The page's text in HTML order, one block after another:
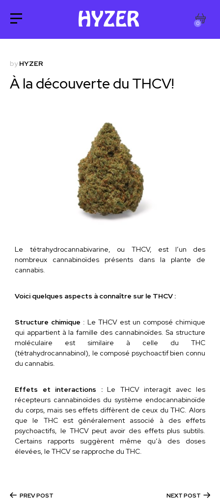
0
byHYZER
À la découverte du THCV!
Le tétrahydrocannabivarine, ou THCV, est l’un des
nombreux cannabinoïdes présents dans la plante de
cannabis.
Voici quelques aspects à connaître sur le THCV :
Structure chimique : Le THCV est un composé chimique
qui appartient à la famille des cannabinoïdes. Sa structure
moléculaire est similaire à celle du THC
(tétrahydrocannabinol), le composé psychoactif bien connu
du cannabis.
Effets et interactions : Le THCV interagit avec les
récepteurs cannabinoïdes du système endocannabinoïde
du corps, mais ses effets diffèrent de ceux du THC. Alors
que le THC est généralement associé à des effets
psychoactifs, le THCV peut avoir des effets plus subtils.
Certains rapports suggèrent même qu’à des doses
élevées, le THCV se rapproche du THC.
PREV POST NEXT POST